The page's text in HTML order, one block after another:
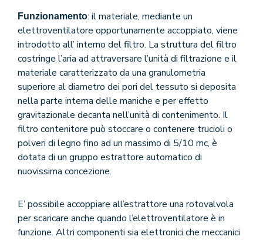
Funzionamento: il materiale, mediante un
elettroventilatore opportunamente accoppiato, viene
introdotto all’ interno del filtro. La struttura del filtro
costringe l’aria ad attraversare l’unità di filtrazione e il
materiale caratterizzato da una granulometria
superiore al diametro dei pori del tessuto si deposita
nella parte interna delle maniche e per effetto
gravitazionale decanta nell’unità di contenimento. Il
filtro contenitore può stoccare o contenere trucioli o
polveri di legno fino ad un massimo di 5/10 mc, è
dotata di un gruppo estrattore automatico di
nuovissima concezione.
E’ possibile accoppiare all’estrattore una rotovalvola
per scaricare anche quando l’elettroventilatore è in
funzione. Altri componenti sia elettronici che meccanici